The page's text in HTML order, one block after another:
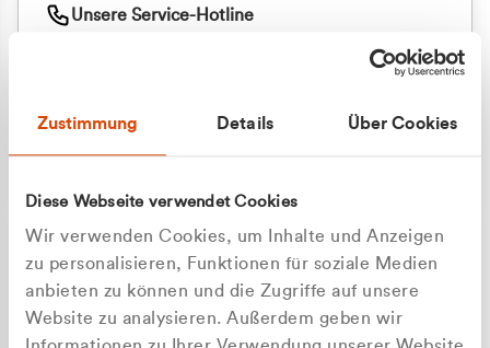
Zustimmung Details Über Cookies
Diese Webseite verwendet Cookies
Wir verwenden Cookies, um Inhalte und Anzeigen
zu personalisieren, Funktionen für soziale Medien
anbieten zu können und die Zugriffe auf unsere
Website zu analysieren. Außerdem geben wir
Unsere Service-Hotline
+49 177 8376058